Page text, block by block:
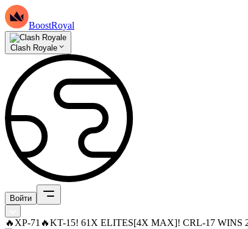
BoostRoyal
Clash Royale
Войти
🔥XP-71🔥KT-15! 61X ELITES[4X MAX]! CRL-17